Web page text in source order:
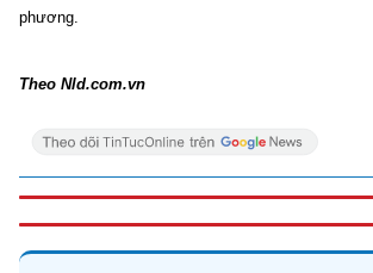
phương.
Theo Nld.com.vn